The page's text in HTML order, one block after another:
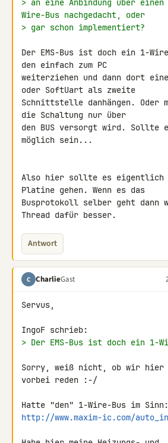
> an eine Anbindung über einen
Wire-Bus nachgedacht, oder
> gar schon implementiert?
Der EMS-Bus ist doch ein 1-
den einfach zum PC
weiterziehen und dann dort
oder SoftUart als zweite
Schnittstelle danhängen. Oder
die Schaltung nur über
den BUS versorgt wird. Sollte
möglich sein...
Also hier sollte es eigentlich
Platine gehen. Wenn es das
Busprotokoll selber geht dann
Thread dafür besser.
Antwort
C CharlieGast
Servus,
> Der EMS-Bus ist doch ein 1-
Sorry, weiß nicht, ob wir hier
vorbei reden :-/
http://www.maxim-ic.com/